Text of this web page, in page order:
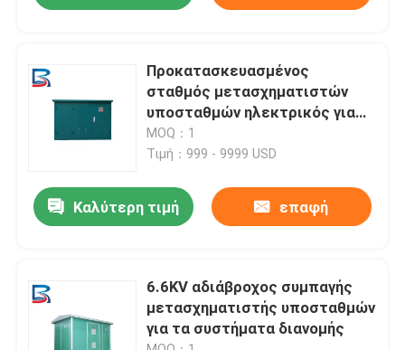
Μας ελάτε σε επαφή με
Περιπτώσεις
Ζητήστε ένα απόσπασμα
μηχανισμός διανομής υψηλής τάσης
Προκατασκευασμένος
σταθμός μετασχηματιστών
υποσταθμών ηλεκτρικός για
τις εγκαταστάσεις ηλεκτρικής
παραγωγής
MOQ：1
Τιμή：999 - 9999 USD
Καλύτερη τιμή επαφή
6.6KV αδιάβροχος συμπαγής
μετασχηματιστής υποσταθμών
για τα συστήματα διανομής